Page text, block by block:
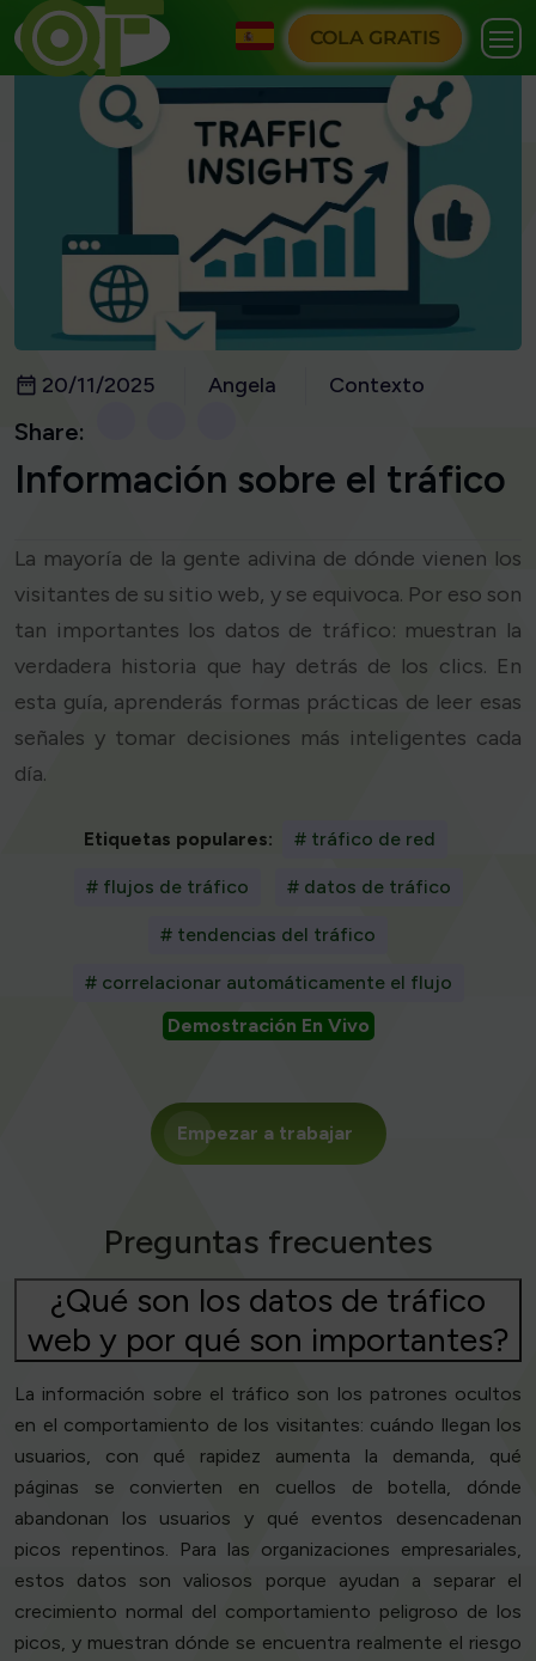
COLA GRATIS
20/11/2025 Angela Contexto
Share:
Información sobre el tráfico
La mayoría de la gente adivina de dónde vienen los
visitantes de su sitio web, y se equivoca. Por eso son
tan importantes los datos de tráfico: muestran la
verdadera historia que hay detrás de los clics. En
esta guía, aprenderás formas prácticas de leer esas
señales y tomar decisiones más inteligentes cada
día.
Etiquetas populares: # tráfico de red
# flujos de tráfico # datos de tráfico
# tendencias del tráfico
# correlacionar automáticamente el flujo
Demostración En Vivo
Empezar a trabajar
Preguntas frecuentes
¿Qué son los datos de tráfico
web y por qué son importantes?
La información sobre el tráfico son los patrones ocultos
en el comportamiento de los visitantes: cuándo llegan los
usuarios, con qué rapidez aumenta la demanda, qué
páginas se convierten en cuellos de botella, dónde
abandonan los usuarios y qué eventos desencadenan
picos repentinos. Para las organizaciones empresariales,
estos datos son valiosos porque ayudan a separar el
crecimiento normal del comportamiento peligroso de los
picos, y muestran dónde se encuentra realmente el riesgo